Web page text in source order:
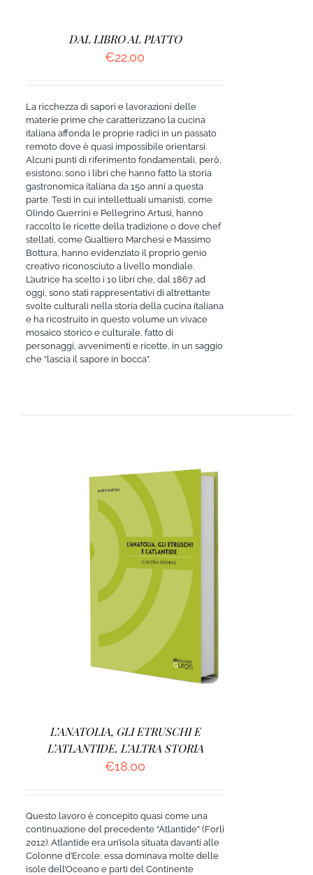
DAL LIBRO AL PIATTO
€22.00
La ricchezza di sapori e lavorazioni delle
materie prime che caratterizzano la cucina
italiana affonda le proprie radici in un passato
remoto dove è quasi impossibile orientarsi.
Alcuni punti di riferimento fondamentali, però,
esistono: sono i libri che hanno fatto la storia
gastronomica italiana da 150 anni a questa
parte. Testi in cui intellettuali umanisti, come
Olindo Guerrini e Pellegrino Artusi, hanno
raccolto le ricette della tradizione o dove chef
stellati, come Gualtiero Marchesi e Massimo
Bottura, hanno evidenziato il proprio genio
creativo riconosciuto a livello mondiale.
L’autrice ha scelto i 10 libri che, dal 1867 ad
oggi, sono stati rappresentativi di altrettante
svolte culturali nella storia della cucina italiana
e ha ricostruito in questo volume un vivace
mosaico storico e culturale, fatto di
personaggi, avvenimenti e ricette, in un saggio
che “lascia il sapore in bocca”.
AGGIUNGI AL CARRELLO /
L’ANATOLIA, GLI ETRUSCHI E
L’ATLANTIDE. L’ALTRA STORIA
€18.00
Questo lavoro è concepito quasi come una
continuazione del precedente “Atlantide” (Forlì
2012). Atlantide era un’isola situata davanti alle
Colonne d’Ercole; essa dominava molte delle
isole dell’Oceano e parti del Continente